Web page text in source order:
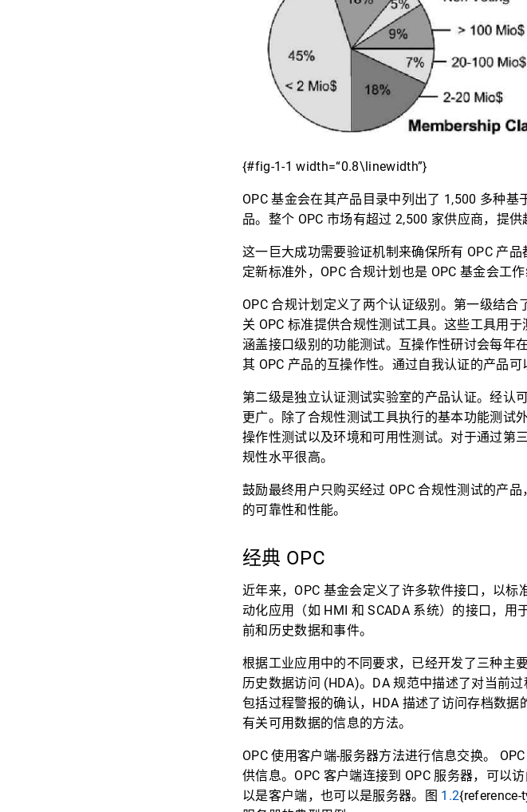
{#fig-1-1 width=“0.8\linewidth”}
OPC 基金会在其产品目录中列出了 1,500 多种基
品。整个 OPC 市场有超过 2,500 家供应商，提供
这一巨大成功需要验证机制来确保所有 OPC 产
定新标准外，OPC 合规计划也是 OPC 基金会工作
OPC 合规计划定义了两个认证级别。第一级结
关 OPC 标准提供合规性测试工具。这些工具用
涵盖接口级别的功能测试。互操作性研讨会每年
其 OPC 产品的互操作性。通过自我认证的产品
第二级是独立认证测试实验室的产品认证。经认
更广。除了合规性测试工具执行的基本功能测试
操作性测试以及环境和可用性测试。对于通过第
规性水平很高。
鼓励最终用户只购买经过 OPC 合规性测试的产
的可靠性和性能。
经典 OPC
近年来，OPC 基金会定义了许多软件接口，以
动化应用（如 HMI 和 SCADA 系统）的接口，
前和历史数据和事件。
根据工业应用中的不同要求，已经开发了三种主
历史数据访问 (HDA)。DA 规范中描述了对当前
包括过程警报的确认，HDA 描述了访问存档数
有关可用数据的信息的方法。
OPC 使用客户端-服务器方法进行信息交换。
供信息。OPC 客户端连接到 OPC 服务器，可以
以是客户端，也可以是服务器。图 1.2{reference-